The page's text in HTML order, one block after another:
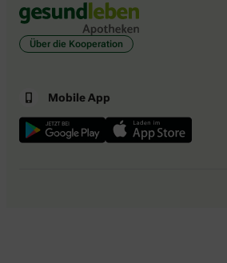
Über die Kooperation
Mobile App